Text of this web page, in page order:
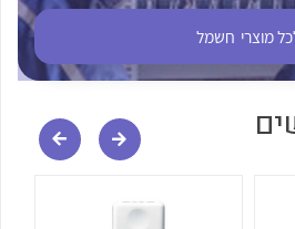
מוצרי חשמל